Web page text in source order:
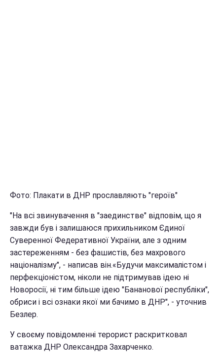
Фото: Плакати в ДНР прославляють "героїв"
"На всі звинувачення в "заединстве" відповім, що я
завжди був і залишаюся прихильником Єдиної
Суверенної Федеративної України, але з одним
застереженням - без фашистів, без махрового
націоналізму", - написав він.«Будучи максималістом і
перфекціоністом, ніколи не підтримував ідею ні
Новоросії, ні тим більше ідею "Бананової республіки",
обриси і всі ознаки якої ми бачимо в ДНР", - уточнив
Безлер.
У своєму повідомленні терорист раскритковал
ватажка ДНР Олександра Захарченко.